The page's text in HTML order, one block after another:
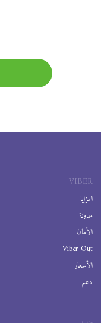
VIBER
المزايا
مدونة
الأمان
Viber Out
الأسعار
دعم